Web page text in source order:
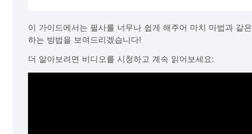
이 가이드에서는 필사를 너무나 쉽게 해주어 마치 마법과 같은
하는 방법을 보여드리겠습니다!
더 알아보려면 비디오를 시청하고 계속 읽어보세요: